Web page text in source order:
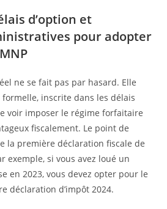
d’option et
pour adopter
ne se fait pas par hasard. Elle
inscrite dans les délais
voir imposer le régime forfaitaire
fiscalement. Le point de
la première déclaration fiscale de
exemple, si vous avez loué un
en 2023, vous devez opter pour le
déclaration d’impôt 2024.